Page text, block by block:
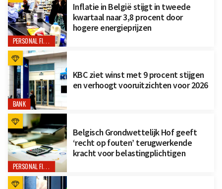
PERSONAL FINANCE
Inflatie in België stijgt in tweede
kwartaal naar 3,8 procent door
hogere energieprijzen
BANK
KBC ziet winst met 9 procent stijgen
en verhoogt vooruitzichten voor 2026
PERSONAL FINANCE
Belgisch Grondwettelijk Hof geeft
‘recht op fouten’ terugwerkende
kracht voor belastingplichtigen